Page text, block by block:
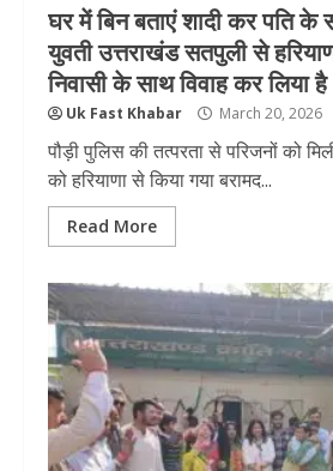
घर में बिन बताएं शादी कर पति के
युवती उत्तराखंड सतपुली से
निवासी के साथ विवाह कर लिया है
Uk Fast Khabar March 20, 2026
पौड़ी पुलिस की तत्परता से परिजनों को
को हरियाणा से किया गया बरामद...
Read More